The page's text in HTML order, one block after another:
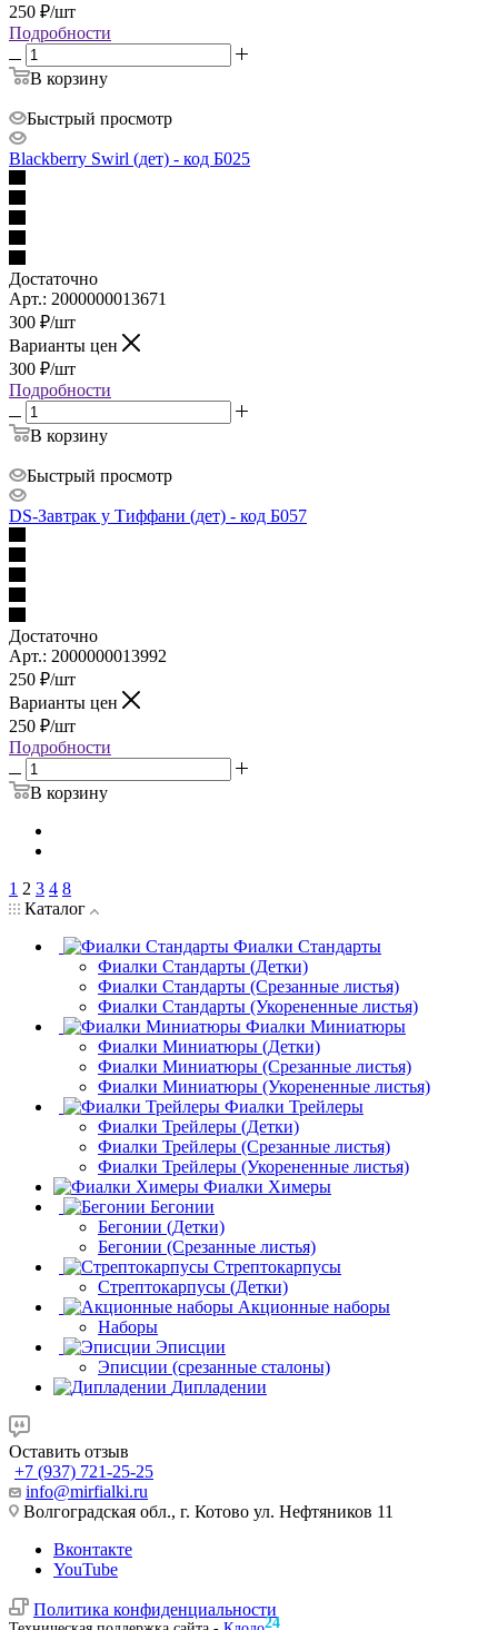
250 ₽/шт
Подробности
В корзину
Быстрый просмотр
Blackberry Swirl (дет) - код Б025
Достаточно
Арт.: 2000000013671
300 ₽/шт
Варианты цен
300 ₽/шт
Подробности
В корзину
Быстрый просмотр
DS-Завтрак у Тиффани (дет) - код Б057
Достаточно
Арт.: 2000000013992
250 ₽/шт
Варианты цен
250 ₽/шт
Подробности
В корзину
1 2 3 4 8
Каталог
Фиалки Стандарты
Фиалки Стандарты (Детки)
Фиалки Стандарты (Срезанные листья)
Фиалки Стандарты (Укорененные листья)
Фиалки Миниатюры
Фиалки Миниатюры (Детки)
Фиалки Миниатюры (Срезанные листья)
Фиалки Миниатюры (Укорененные листья)
Фиалки Трейлеры
Фиалки Трейлеры (Детки)
Фиалки Трейлеры (Срезанные листья)
Фиалки Трейлеры (Укорененные листья)
Фиалки Химеры
Бегонии
Бегонии (Детки)
Бегонии (Срезанные листья)
Стрептокарпусы
Стрептокарпусы (Детки)
Акционные наборы
Наборы
Эписции
Эписции (срезанные сталоны)
Дипладении
Оставить отзыв
+7 (937) 721-25-25
info@mirfialki.ru
Волгоградская обл., г. Котово ул. Нефтяников 11
Вконтакте
YouTube
Политика конфиденциальности
24